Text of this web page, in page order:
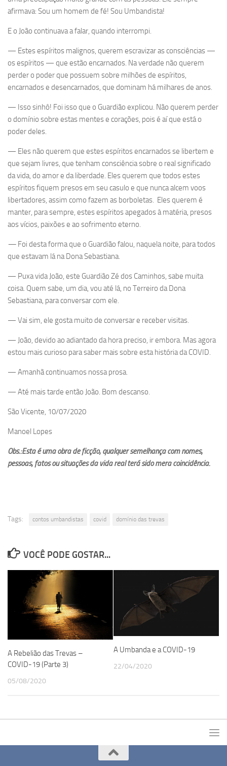
afirmava: Sou um homem de fé! Sou Umbandista!
E o João continuava a falar, quando interrompi.
— Estes espíritos malignos, querem escravizar as consciências —
os espíritos — que estão encarnados. Na verdade não querem
perder o poder que possuem sobre milhões de espíritos,
encarnados e desencarnados, que dominam há milhares de anos.
— Isso sinhô! Foi isso que o Guardião explicou. Não querem perder
o domínio sobre estas mentes e corações, pois é aí que está o
poder deles.
— Eles não querem que estes espíritos encarnados se libertem e
que sejam livres, que tenham consciência sobre o real significado
da vida, do amor e da liberdade. Eles querem que todos estes
espíritos fiquem presos em seu casulo e que nunca alcem voos
libertadores, assim como fazem as borboletas. Eles querem é
manter, para sempre, estes espíritos apegados à matéria, presos
aos vícios, paixões e ao sofrimento eterno.
— Foi desta forma que o Guardião falou, naquela noite, para todos
que estavam lá na Dona Sebastiana.
— Puxa vida João, este Guardião Zé dos Caminhos, sabe muita
coisa. Quem sabe, um dia, vou até lá, no Terreiro da Dona
Sebastiana, para conversar com ele.
— Vai sim, ele gosta muito de conversar e receber visitas.
— João, devido ao adiantado da hora preciso, ir embora. Mas agora
estou mais curioso para saber mais sobre esta história da COVID.
— Amanhã continuamos nossa prosa.
— Até mais tarde então João. Bom descanso.
São Vicente, 10/07/2020
Manoel Lopes
Obs.:Esta é uma obra de ficção, qualquer semelhança com nomes,
pessoas, fatos ou situações da vida real terá sido mera coincidência.
Tags: contos umbandistas covid domínio das trevas
VOCÊ PODE GOSTAR...
A Rebelião das Trevas –
COVID-19 (Parte 3)
05/08/2020
A Umbanda e a COVID-19
22/04/2020